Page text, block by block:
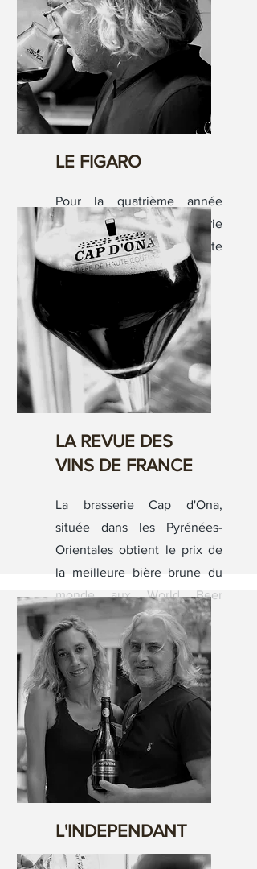
LE FIGARO
Pour la quatrième année
consécutive, cette brasserie
française artisanale remporte
le meilleur prix.
LA REVUE DES
VINS DE FRANCE
La brasserie Cap d'Ona,
située dans les Pyrénées-
Orientales obtient le prix de
la meilleure bière brune du
monde aux World Beer
Awards 2022.
L'INDEPENDANT